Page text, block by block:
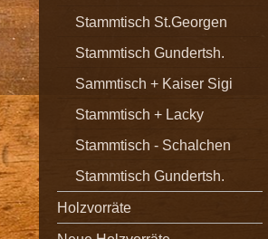
Stammtisch St.Georgen
Stammtisch Gundertsh.
Sammtisch + Kaiser Sigi
Stammtisch + Lacky
Stammtisch - Schalchen
Stammtisch Gundertsh.
Holzvorräte